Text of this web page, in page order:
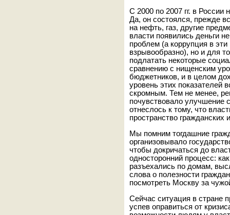
С 2000 по 2007 гг. в
Да, он состоялся, прежде
на нефть, газ, другие
власти появились деньги
проблем (а коррупция в
взрывообразно), но и для
подлатать некоторые
сравнению с нищенским
бюджетников, и в целом
уровень этих показателей
скромным. Тем не менее,
почувствовало улучшение
отнеслось к тому, что
пространство гражданских
Мы помним тогдашние
организовывало
чтобы докричаться до
односторонний процесс:
разъехались по домам,
слова о полезности
посмотреть Москву за
Сейчас ситуация в стране
успев оправиться от